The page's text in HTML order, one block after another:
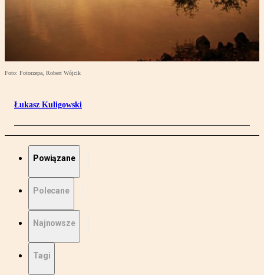
Foto: Fotorzepa, Robert Wójcik
Łukasz Kuligowski
Powiązane
Polecane
Najnowsze
Tagi